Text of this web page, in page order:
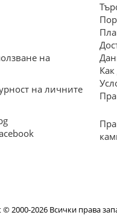
на
на личните
2000-2026 Всички права